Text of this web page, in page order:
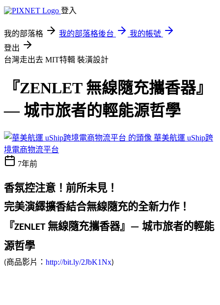
登入
我的部落格 我的部落格後台
我的帳號
登出
台灣走出去 MIT特輯 裝潢設計
『ZENLET 無線隨充攜香器』
— 城市旅者的輕能源哲學
華美航運 uShip跨
境電商物流平台
7年前
香氛控注意！ 前所未見！
完美演繹擴香結合無線隨充的全新力作！
『ZENLET 無線隨充攜香器』— 城市旅者的輕能
源哲學
(商品影片： http://bit.ly/2JbK1Nx)